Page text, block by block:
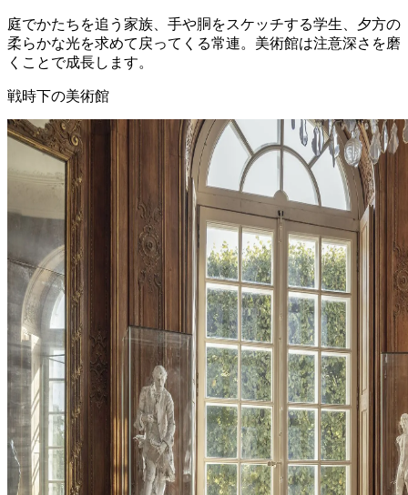
庭でかたちを追う家族、手や胴をスケッチする学生、夕方の
柔らかな光を求めて戻ってくる常連。美術館は注意深さを磨
くことで成長します。
戦時下の美術館